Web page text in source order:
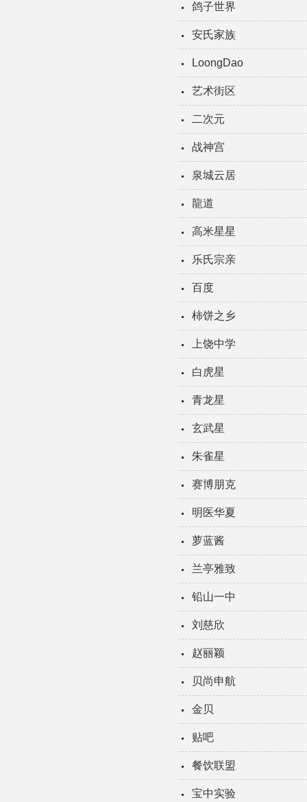
鸽子世界
安氏家族
LoongDao
艺术街区
二次元
战神宫
泉城云居
龍道
高米星星
乐氏宗亲
百度
柿饼之乡
上饶中学
白虎星
青龙星
玄武星
朱雀星
赛博朋克
明医华夏
萝蓝酱
兰亭雅致
铅山一中
刘慈欣
赵丽颖
贝尚申航
金贝
贴吧
餐饮联盟
宝中实验